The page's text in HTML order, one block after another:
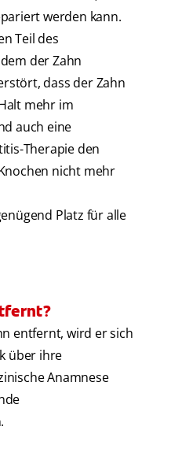
werden kann.
Teil des
der Zahn
dass der Zahn
mehr im
auch eine
Therapie den
nicht mehr
Platz für alle
entfernt, wird er sich
über ihre
Anamnese